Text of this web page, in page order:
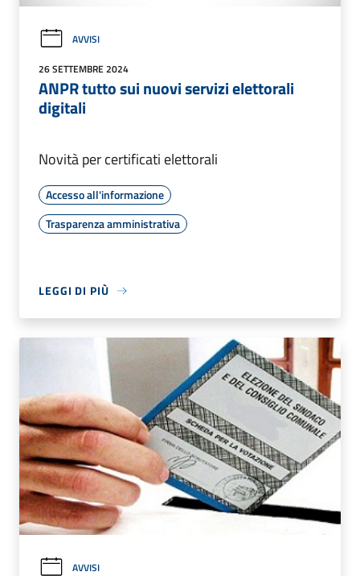
AVVISI
26 SETTEMBRE 2024
ANPR tutto sui nuovi servizi elettorali
digitali
Novità per certificati elettorali
Accesso all'informazione
Trasparenza amministrativa
LEGGI DI PIÙ
AVVISI